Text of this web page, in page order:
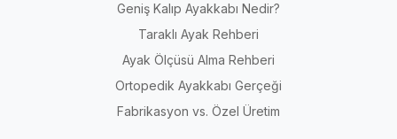
43 Numara Kadın Ayakkabı
44 Numara Kadın Ayakkabı
Geniş Kalıp Ayakkabı Nedir?
Taraklı Ayak Rehberi
Ayak Ölçüsü Alma Rehberi
Ortopedik Ayakkabı Gerçeği
Fabrikasyon vs. Özel Üretim